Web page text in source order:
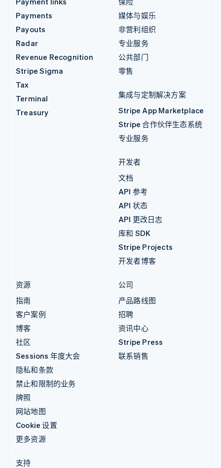
Payments
Payouts
Radar
Revenue Recognition
Stripe Sigma
Tax
Terminal
Treasury
媒体与娱乐
非营利组织
专业服务
公共部门
零售
集成与定制解决方案
Stripe App Marketplace
Stripe 合作伙伴生态系统
专业服务
开发者
文档
API 参考
API 状态
API 更改日志
库和 SDK
Stripe Projects
开发者博客
资源
指南
客户案例
博客
社区
Sessions 年度大会
隐私和条款
禁止和限制的业务
牌照
网站地图
Cookie 设置
更多资源
公司
产品路线图
招聘
资讯中心
Stripe Press
联系销售
支持